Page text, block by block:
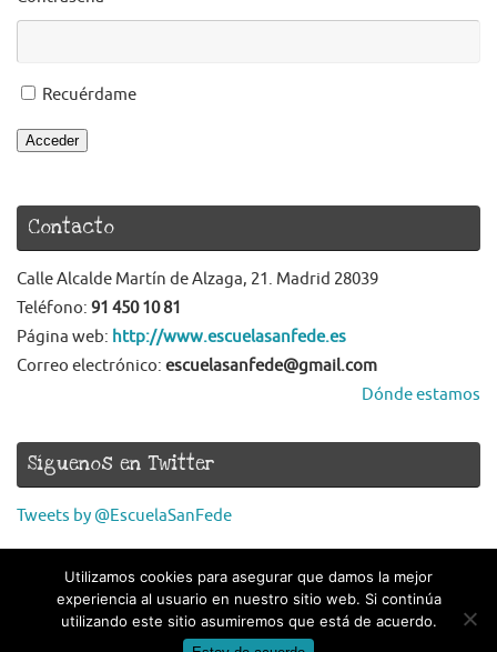
Recuérdame
Acceder
Contacto
Calle Alcalde Martín de Alzaga, 21. Madrid 28039
Teléfono: 91 450 10 81
Página web: http://www.escuelasanfede.es
Correo electrónico: escuelasanfede@gmail.com
Dónde estamos
Síguenos en Twitter
Tweets by @EscuelaSanFede
Utilizamos cookies para asegurar que damos la mejor
experiencia al usuario en nuestro sitio web. Si continúa
utilizando este sitio asumiremos que está de acuerdo.